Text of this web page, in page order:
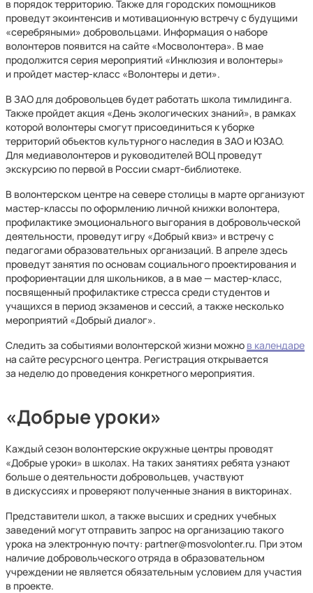
в порядок территорию. Также для городских помощников
проведут экоинтенсив и мотивационную встречу с будущими
«серебряными» добровольцами. Информация о наборе
волонтеров появится на сайте «Мосволонтера». В мае
продолжится серия мероприятий «Инклюзия и волонтеры»
и пройдет мастер-класс «Волонтеры и дети».
В ЗАО для добровольцев будет работать школа тимлидинга.
Также пройдет акция «День экологических знаний», в рамках
которой волонтеры смогут присоединиться к уборке
территорий объектов культурного наследия в ЗАО и ЮЗАО.
Для медиаволонтеров и руководителей ВОЦ проведут
экскурсию по первой в России смарт-библиотеке.
В волонтерском центре на севере столицы в марте организуют
мастер-классы по оформлению личной книжки волонтера,
профилактике эмоционального выгорания в добровольческой
деятельности, проведут игру «Добрый квиз» и встречу с
педагогами образовательных организаций. В апреле здесь
проведут занятия по основам социального проектирования и
профориентации для школьников, а в мае — мастер-класс,
посвященный профилактике стресса среди студентов и
учащихся в период экзаменов и сессий, а также несколько
мероприятий «Добрый диалог».
Следить за событиями волонтерской жизни можно в календаре
на сайте ресурсного центра. Регистрация открывается
за неделю до проведения конкретного мероприятия.
«Добрые уроки»
Каждый сезон волонтерские окружные центры проводят
«Добрые уроки» в школах. На таких занятиях ребята узнают
больше о деятельности добровольцев, участвуют
в дискуссиях и проверяют полученные знания в викторинах.
Представители школ, а также высших и средних учебных
заведений могут отправить запрос на организацию такого
урока на электронную почту: partner@mosvolonter.ru. При этом
наличие добровольческого отряда в образовательном
учреждении не является обязательным условием для участия
в проекте.